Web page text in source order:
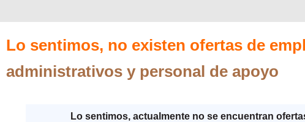
Lo sentimos, no existen ofertas de
administrativos y personal de apoyo
Lo sentimos, actualmente no se encuentran